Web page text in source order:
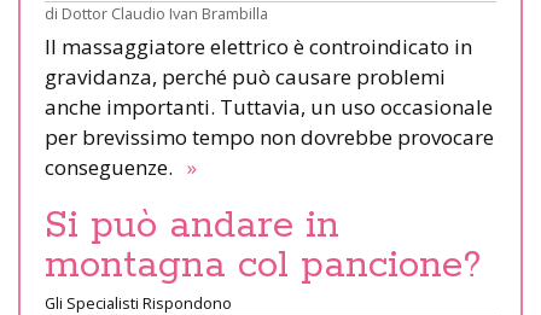
di Dottor Claudio Ivan Brambilla
Il massaggiatore elettrico è controindicato in
gravidanza, perché può causare problemi
anche importanti. Tuttavia, un uso occasionale
per brevissimo tempo non dovrebbe provocare
conseguenze. »
Si può andare in
montagna col pancione?
Gli Specialisti Rispondono